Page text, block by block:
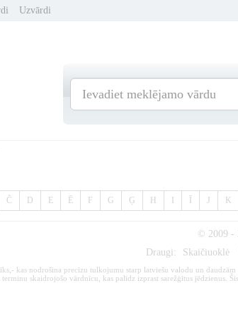
Uzvārdi
Č D E Ē F G Ģ H J K
© 2009 -
Draugi:
Skaičiuoklė
kas nodrošina precīzu tulkojumu starp latviešu valodu un
skaidrojošo vārdnīcu, kas palīdz izprast sarežģītus jēdzienus.